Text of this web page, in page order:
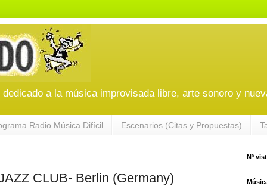
a la música improvisada libre, arte sonoro y
Radio Música Difícil Escenarios (Citas y Propuestas)
CLUB- Berlin (Germany)
Nº